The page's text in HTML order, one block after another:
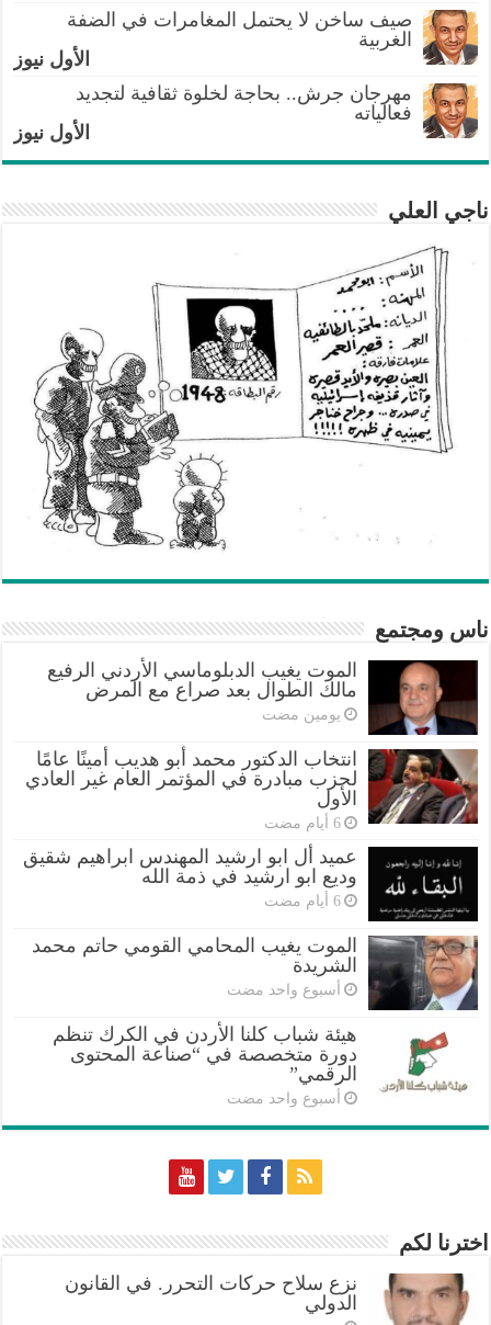
صيف ساخن لا يحتمل المغامرات في الضفة
الغربية
الأول نيوز
مهرجان جرش.. بحاجة لخلوة ثقافية لتجديد
فعالياته
الأول نيوز
ناجي العلي
ناس ومجتمع
الموت يغيب الدبلوماسي الأردني الرفيع
مالك الطوال بعد صراع مع المرض
‏يومين مضت
انتخاب الدكتور محمد أبو هديب أمينًا عامًا
لحزب مبادرة في المؤتمر العام غير العادي
الأول
‏6 أيام مضت
عميد أل ابو ارشيد المهندس ابراهيم شقيق
وديع ابو ارشيد في ذمة الله
‏6 أيام مضت
الموت يغيب المحامي القومي حاتم محمد
الشريدة
‏أسبوع واحد مضت
هيئة شباب كلنا الأردن في الكرك تنظم
دورة متخصصة في “صناعة المحتوى
الرقمي”
‏أسبوع واحد مضت
اخترنا لكم
نزع سلاح حركات التحرر. في القانون
الدولي